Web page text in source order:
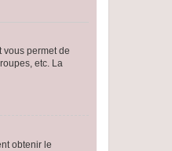
vous permet de
etc. La
obtenir le